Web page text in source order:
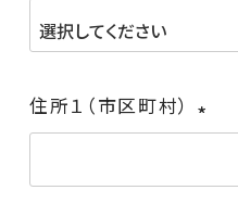
須)
住所１（市区町村）
須)